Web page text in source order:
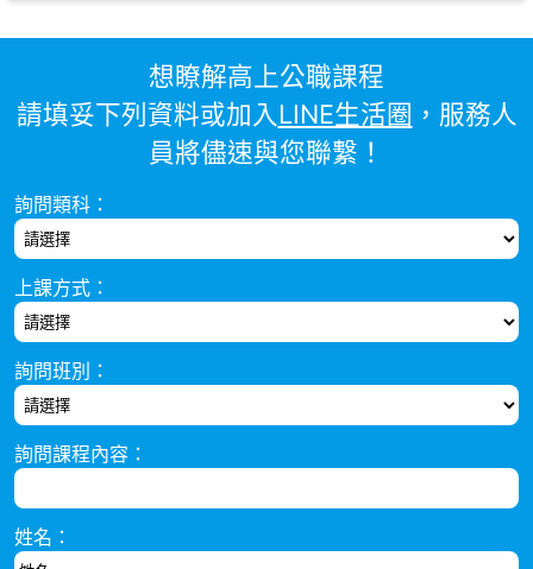
想瞭解高上公職課程
請填妥下列資料或加入LINE生活圈 ，服務人
員將儘速與您聯繫！
詢問類科：
上課方式：
詢問班別：
詢問課程內容：
姓名：